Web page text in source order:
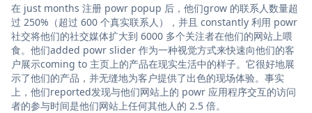
在 just months 注册 powr popup 后，他们grow 的联系人数量超
过 250%（超过 600 个真实联系人），并且 constantly 利用 powr
社交将他们的社交媒体扩大到 6000 多个关注者在他们的网站上喂
食。他们added powr slider 作为一种视觉方式来快速向他们的客
户展示coming to 主页上的产品在现实生活中的样子。它很好地展
示了他们的产品，并无缝地为客户提供了出色的现场体验。事实
上，他们reported发现与他们网站上的 powr 应用程序交互的访问
者的参与时间是他们网站上任何其他人的 2.5 倍。